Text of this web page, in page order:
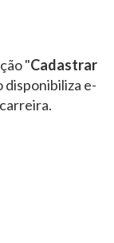
"Cadastrar
disponibiliza e-